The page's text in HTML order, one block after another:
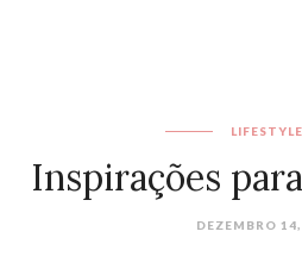
LIFESTYLE
Inspirações
DEZEMBRO